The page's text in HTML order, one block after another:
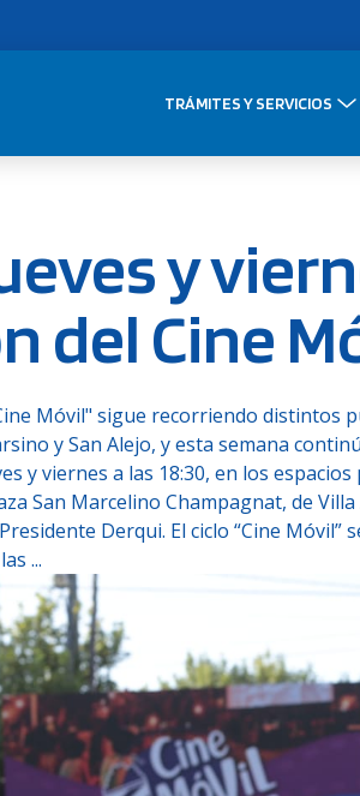
TRÁMITES Y SERVICIOS
y
del Cine
Móvil" sigue recorriendo distintos
y San Alejo, y esta semana
y viernes a las 18:30, en los
San Marcelino Champagnat, de
Derqui. El ciclo “Cine
...